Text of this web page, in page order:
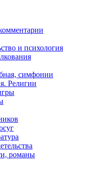
и психология
симфонии
Религии
романы